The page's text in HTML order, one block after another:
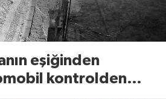
eşiğinden
kontrolden